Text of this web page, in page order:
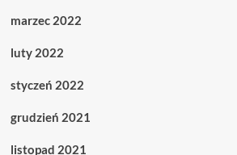
marzec 2022
luty 2022
styczeń 2022
grudzień 2021
listopad 2021